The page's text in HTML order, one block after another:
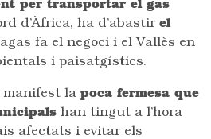
per transportar el gas
d’Àfrica, ha d’abastir el
fa el negoci i el Vallès en
i paisatgístics.
manifest la poca fermesa que
han tingut a l’hora
afectats i evitar els